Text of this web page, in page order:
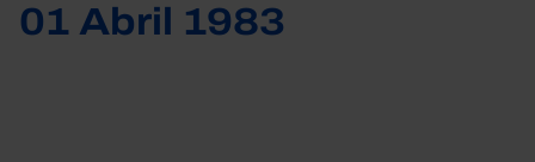
01 Abril 1983